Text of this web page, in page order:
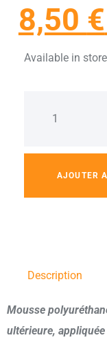
8,50 €
Available in store
AJOUTER
Description
Mousse
ultérieure,